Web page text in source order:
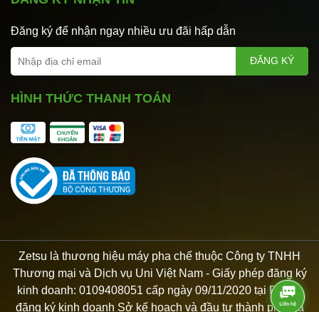
Đăng ký để nhận ngay nhiều ưu đãi hấp dẫn
ĐĂNG KÝ
HÌNH THỨC THANH TOÁN
Zetsu là thương hiệu máy pha chế thuộc Công ty TNHH
Thương mại và Dịch vụ Uni Việt Nam - Giấy phép đăng ký
kinh doanh: 0109408051 cấp ngày 09/11/2020 tại Phòng
đăng ký kinh doanh Sở kế hoạch và đầu tư thành phố Hà